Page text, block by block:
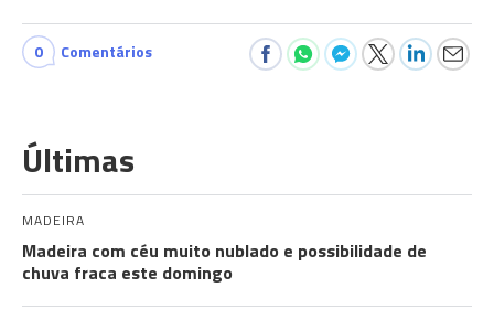
0 Comentários
Últimas
MADEIRA
Madeira com céu muito nublado e possibilidade de
chuva fraca este domingo